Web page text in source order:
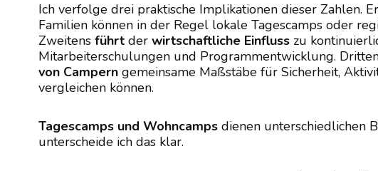
Ich verfolge drei praktische Implikationen dieser Zahlen.
Familien können in der Regel lokale Tagescamps oder
Zweitens führt der wirtschaftliche Einfluss zu
Mitarbeiterschulungen und Programmentwicklung.
von Campern gemeinsame Maßstäbe für Sicherheit,
vergleichen können.
Tagescamps und Wohncamps dienen unterschiedlichen
unterscheide ich das klar.